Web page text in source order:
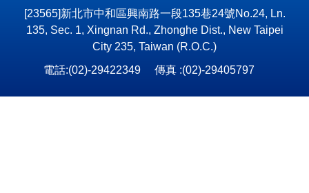
[23565]新北市中和區興南路一段135巷24號No.24, Ln.
135, Sec. 1, Xingnan Rd., Zhonghe Dist., New Taipei
City 235, Taiwan (R.O.C.)
電話:(02)-29422349 傳真 :(02)-29405797